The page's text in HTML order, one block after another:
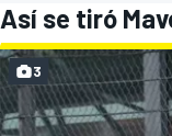
Así se tiró
3